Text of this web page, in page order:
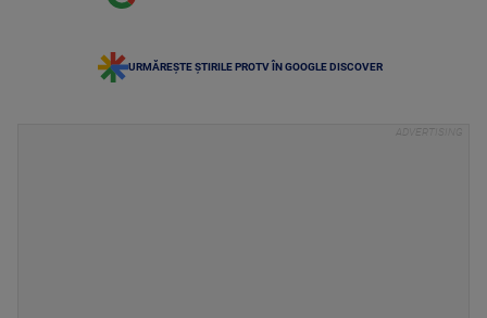
URMĂREȘTE ȘTIRILE PROTV ÎN GOOGLE DISCOVER